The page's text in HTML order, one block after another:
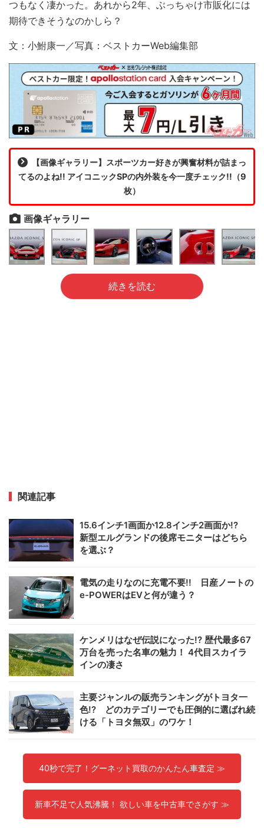
つもなく凄かった。あれから2年、ぶっちゃけ市販化には
期待できそうなのかしら？
文：小鮒康一／写真：ベストカーWeb編集部
【画像ギャラリー】スポーツカー好きが興奮材料が詰まっ
てるのよね!! アイコニックSPの内外装を今一度チェック!!（9
枚）
画像ギャラリー
続きを読む
関連記事
15.6インチ1画面か12.8インチ2画面か!?
新型エルグランドの後席モニターはどちら
を選ぶ？
電気の走りなのに充電不要!! 日産ノートの
e-POWERはEVと何が違う？
ケンメリはなぜ伝説になった!? 歴代最多67
万台を売った名車の魅力！ 4代目スカイラ
インの凄さ
主要ジャンルの販売ランキングがトヨタ一
色!? どのカテゴリーでも圧倒的に選ばれ続
ける「トヨタ無双」のワケ！
40秒で完了！グーネット買取のかんたん車査定 ≫
新車不足で人気沸騰！ 欲しい車を中古車でさがす ≫